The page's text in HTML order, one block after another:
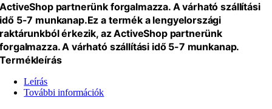
ActiveShop partnerünk forgalmazza. A várható szállítási
idő 5-7 munkanap.Ez a termék a lengyelországi
raktárunkból érkezik, az ActiveShop partnerünk
forgalmazza. A várható szállítási idő 5-7 munkanap.
Termékleírás
Leírás
További információk